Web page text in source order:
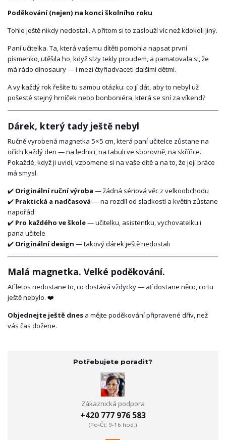
Poděkování (nejen) na konci školního roku
Tohle ještě nikdy nedostali. A přitom si to zaslouží víc než kdokoli jiný.
Paní učitelka. Ta, která vašemu dítěti pomohla napsat první
písmenko, utěšila ho, když slzy tekly proudem, a pamatovala si, že
má rádo dinosaury — i mezi čtyřiadvaceti dalšími dětmi.
A vy každý rok řešíte tu samou otázku: co jí dát, aby to nebyl už
pošesté stejný hrníček nebo bonboniéra, která se sní za víkend?
Dárek, který tady ještě nebyl
Ručně vyrobená magnetka 5×5 cm, která paní učitelce zůstane na
očích každý den — na lednici, na tabuli ve sborovně, na skříňce.
Pokaždé, když ji uvidí, vzpomene si na vaše dítě a na to, že její práce
má smysl.
✔️ Originální ruční výroba — žádná sériová věc z velkoobchodu
✔️ Praktická a nadčasová — na rozdíl od sladkostí a květin zůstane
napořád
✔️ Pro každého ve škole— učitelku, asistentku, vychovatelku i
pana učitele
✔️ Originální design — takový dárek ještě nedostali
Malá magnetka. Velké poděkování.
Ať letos nedostane to, co dostává vždycky — ať dostane něco, co tu
ještě nebylo. ❤️
Objednejte ještě dnes a mějte poděkování připravené dřív, než
vás čas dožene.
Potřebujete poradit?
Zákaznická podpora
+420 777 976 583
(Po-Čt, 9-16 hod.)